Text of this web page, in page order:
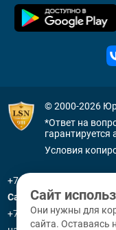
© 2000-2026
*Ответ на
Условия
+7 (800) 505-91-11
Санкт-Петербург
+7 (812) 336-92-64
Сайт
Они нужны для
сайта. Оставаясь